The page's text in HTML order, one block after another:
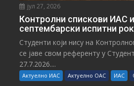
јул 27, 2026
Контролни спискови ИАС
септембарски испитни
Студенти који нису на
се јаве свом референту у
27.7.2026....
Актуелно ИАС Актуелно ОАС ИАС